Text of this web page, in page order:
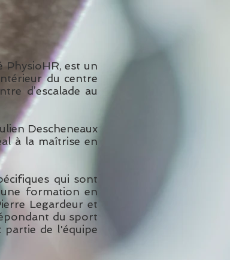
PhysioHR, est un
du centre
d’escalade au
Descheneaux
à la maîtrise en
qui sont
formation en
Legardeur et
du sport
partie de l'équipe